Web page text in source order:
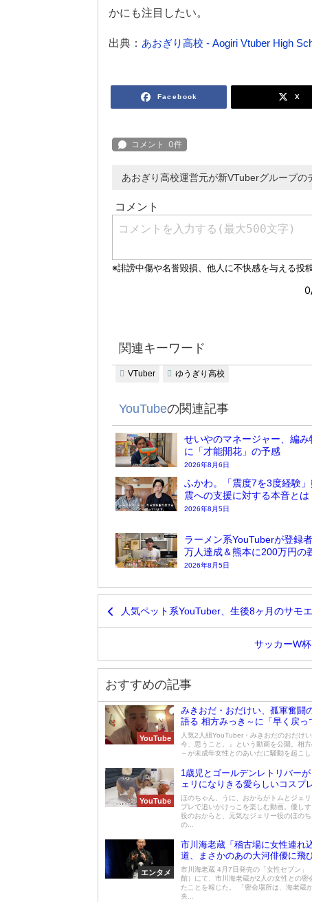
かにも注目したい。
出典： あおぎり高校 - Aogiri Vtuber High
Facebook X
あおぎり高校運営元が新VTuberグループ
関連キーワード
VTuber ゆうぎり高校
YouTubeの関連記事
せいやのマネージャー、編み
に「才能開花」の予感
2026年8月6日
ふかわ。「震度7を3度経験
震への支援に対する本音とは
2026年8月5日
ラーメン系YouTuberが登録
万人達成＆熊本に200万円の
2026年8月5日
人気ペット系YouTuber、生後8ヶ月のサモ
サッカーW
おすすめの記事
YouTube
みきおだ・おだけい、孤軍奮闘
語る 相方みっき～に「早く戻っ
て」
人気2人組YouTuber・みきおだのおだけ
今、思うこと。』という動画を公開。相方
～が未成年女性とのあいだに騒動を起こ
YouTube
1歳児とゴールデンレトリバー
ェリになりきる愛らしいコスプ
ほのちゃん、うに、おからがトムとジェ
プレで追いかけっこを楽しむ動画。優し
役のおからと、元気なジェリー役のほの
の...
エンタメ
市川海老蔵「稽古場に女性連れ
道、まさかのあの大河俳優に飛
可能性も？
市川海老蔵 4月7日発売の「女性セブン」
館）にて、市川海老蔵が2人の女性との密
たことを報じた。 「密会場所は、海老蔵
央...